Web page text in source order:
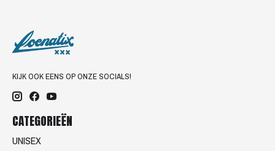
KIJK OOK EENS OP ONZE SOCIALS!
CATEGORIEËN
UNISEX